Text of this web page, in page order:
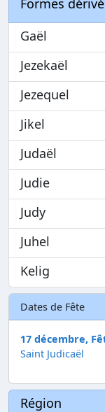
Formes
Gaël
Jezekaël
Jezequel
Jikel
Judaël
Judie
Judy
Juhel
Kelig
Dates de Fête
17 décembre,
Saint Judicaël
Région